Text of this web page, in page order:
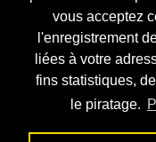
vous acceptez
l'enregistrement
liées à votre
fins statistiques,
le piratage.
Annonces
Liens externes
Téléchargement
Contact